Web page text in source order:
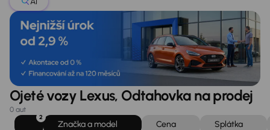
Ojeté vozy Lexus, Odtahovka na prodej
0 aut
2
Značka a model Cena
Splátka